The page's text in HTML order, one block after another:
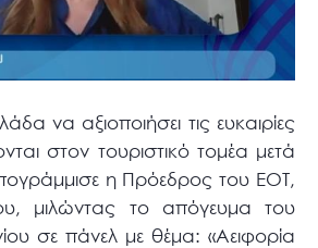
να αξιοποιήσει τις ευκαιρίες
στον τουριστικό τομέα μετά
η Πρόεδρος του ΕΟΤ,
μιλώντας το απόγευμα του
σε πάνελ με θέμα: «Αειφορία